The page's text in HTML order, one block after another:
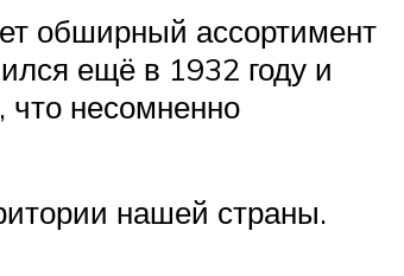
обширный ассортимент
ещё в 1932 году и
что несомненно
нашей страны.